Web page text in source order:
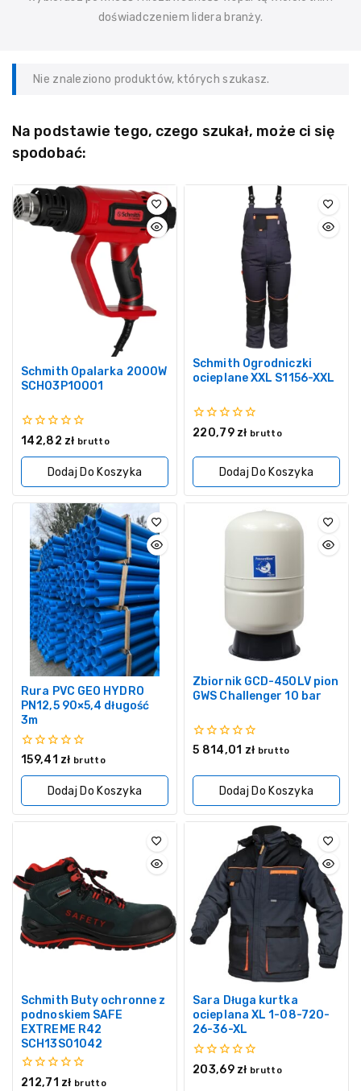
doświadczeniem lidera branży.
Nie znaleziono produktów, których szukasz.
Na podstawie tego, czego szukał, może ci się
spodobać:
Schmith Opalarka 2000W
SCH03P10001
0
5
142,82 zł brutto
Dodaj Do Koszyka
Schmith Ogrodniczki
ocieplane XXL S1156-XXL
0
5
220,79 zł brutto
Dodaj Do Koszyka
Rura PVC GEO HYDRO
PN12,5 90×5,4 długość
3m
0
5
159,41 zł brutto
Dodaj Do Koszyka
Zbiornik GCD-450LV pion
GWS Challenger 10 bar
0
5
5 814,01 zł brutto
Dodaj Do Koszyka
Schmith Buty ochronne z
podnoskiem SAFE
EXTREME R42
SCH13S01042
0
212,71 zł brutto
Sara Długa kurtka
ocieplana XL 1-08-720-
26-36-XL
0
203,69 zł brutto